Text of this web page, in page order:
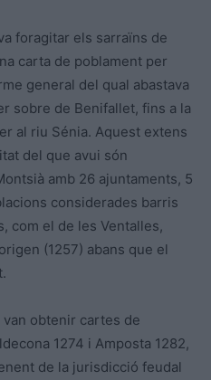
foragitar els sarraïns de
carta de poblament per
general del qual abastava
sobre de Benifallet, fins a la
al riu Sénia. Aquest extens
del que avui són
amb 26 ajuntaments, 5
considerades barris
com el de les Ventalles,
(1257) abans que el
obtenir cartes de
1274 i Amposta 1282,
de la jurisdicció feudal